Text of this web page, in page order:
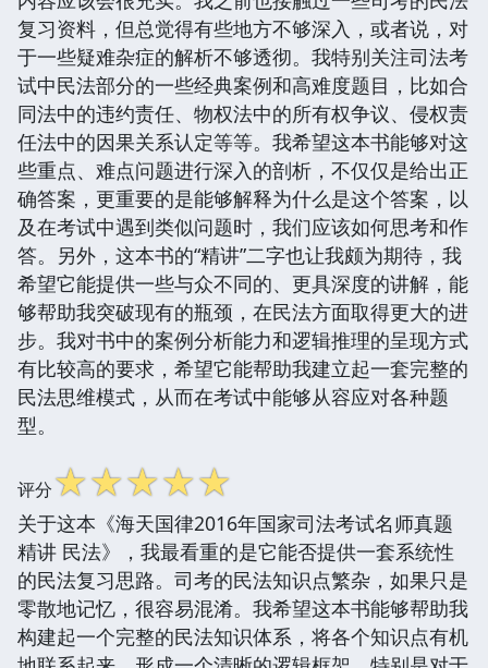
复习资料，但总觉得有些地方不够深入，或者说，对
于一些疑难杂症的解析不够透彻。我特别关注司法考
试中民法部分的一些经典案例和高难度题目，比如合
同法中的违约责任、物权法中的所有权争议、侵权责
任法中的因果关系认定等等。我希望这本书能够对这
些重点、难点问题进行深入的剖析，不仅仅是给出正
确答案，更重要的是能够解释为什么是这个答案，以
及在考试中遇到类似问题时，我们应该如何思考和作
答。另外，这本书的“精讲”二字也让我颇为期待，我
希望它能提供一些与众不同的、更具深度的讲解，能
够帮助我突破现有的瓶颈，在民法方面取得更大的进
步。我对书中的案例分析能力和逻辑推理的呈现方式
有比较高的要求，希望它能帮助我建立起一套完整的
民法思维模式，从而在考试中能够从容应对各种题
型。
评分☆☆☆☆☆
关于这本《海天国律2016年国家司法考试名师真题
精讲 民法》，我最看重的是它能否提供一套系统性
的民法复习思路。司考的民法知识点繁杂，如果只是
零散地记忆，很容易混淆。我希望这本书能够帮助我
构建起一个完整的民法知识体系，将各个知识点有机